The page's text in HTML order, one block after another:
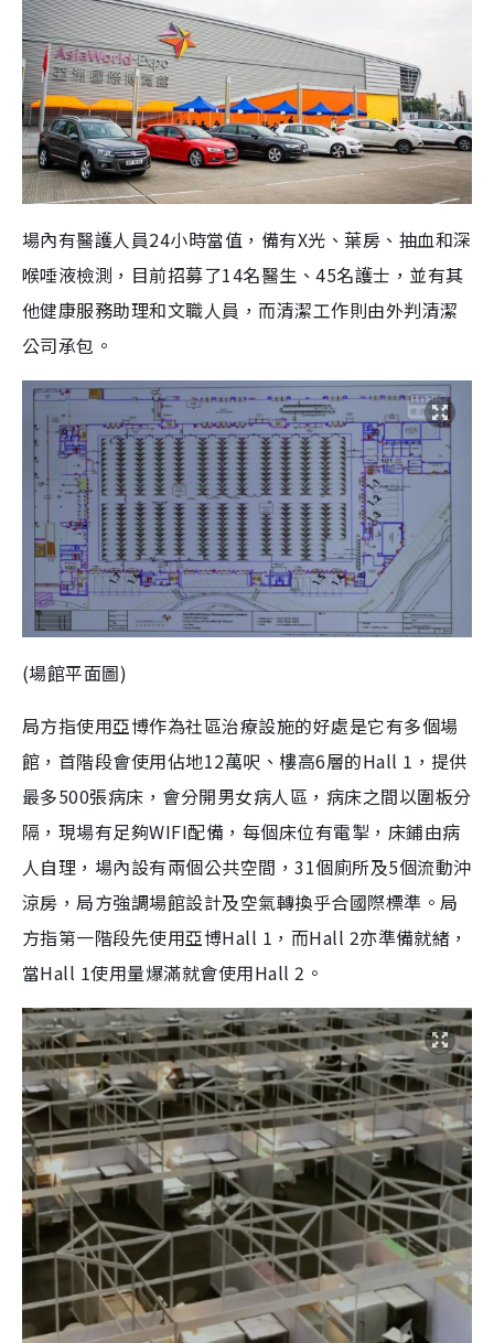
場內有醫護人員24小時當值，備有X光、葉房、抽血和深
喉唾液檢測，目前招募了14名醫生、45名護士，並有其
他健康服務助理和文職人員，而清潔工作則由外判清潔
公司承包。
(場館平面圖)
局方指使用亞博作為社區治療設施的好處是它有多個場
館，首階段會使用佔地12萬呎、樓高6層的Hall 1 ，提供
最多500張病床，會分開男女病人區，病床之間以圍板分
隔，現場有足夠WIFI配備，每個床位有電掣，床鋪由病
人自理，場內設有兩個公共空間，31個廁所及5個流動沖
涼房，局方強調場館設計及空氣轉換乎合國際標準。局
方指第一階段先使用亞博Hall 1 ，而Hall 2亦準備就緒，
當Hall 1使用量爆滿就會使用Hall 2 。